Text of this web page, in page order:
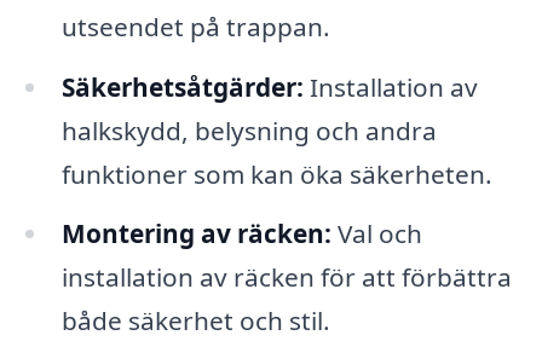
utseendet på trappan.
Säkerhetsåtgärder: Installation av
halkskydd, belysning och andra
funktioner som kan öka säkerheten.
Montering av räcken: Val och
installation av räcken för att förbättra
både säkerhet och stil.